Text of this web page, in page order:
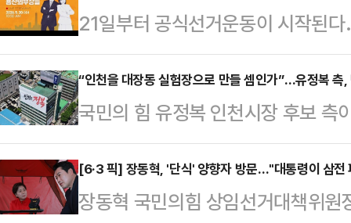
21일부터 공식선거운동이 시작된
돌며 선거 로고송이 울린다. 사전
6·3 지방선거가 초읽기에 들어간
하는 ‘용산의 부장들 : 엠바고 해제
의 현주소를 짚는다.동남풍은 불고
뜻하는 이른바 ‘동남풍’이 선거 담
진단은 좀 더 냉정하다. 대구·경북
“인천을 대장동 실험장으로 만들 셈인가”…유정복 측
국민의 힘 유정복 인천시장 후보 측
개발’ 발언과 관련해 강도 높은 비
실언이 아닌 정치적 의도가 담긴 중
갔다.유정복 후보 선거캠프 이장열
[6·3 픽] 장동혁, '단식' 양향자 방문…"대통령이 삼전
장동혁 국민의힘 상임선거대책위